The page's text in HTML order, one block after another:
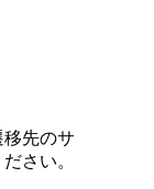
先のサ
さい。